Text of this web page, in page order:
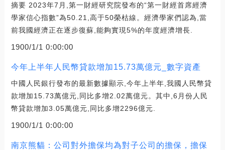
摘要 2023年7月,第一財經研究院發布的“第一財經首席經濟
學家信心指數”為50.21,高于50榮枯線。經濟學家們認為,當
前我國經濟正在逐步復蘇,能夠實現5%的年度經濟增長.
1900/1/1 0:00:00
今年上半年人民幣貸款增加15.73萬億元_數字資產
中國人民銀行發布的最新數據顯示,今年上半年,我國人民幣貸
款增加15.73萬億元,同比多增2.02萬億元。其中,6月份人民
幣貸款增加3.05萬億元,同比多增2296億元.
1900/1/1 0:00:00
南京熊貓：公司對外擔保均為對子公司的擔保，擔保